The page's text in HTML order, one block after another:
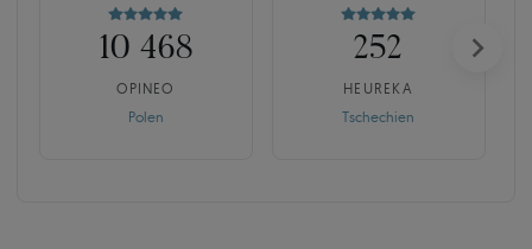
10 468
OPINEO
Polen
252
HEUREKA
Tschechien